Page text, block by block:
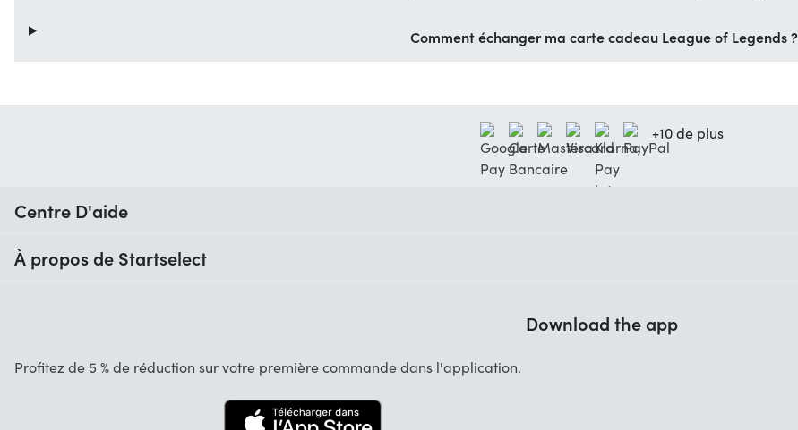
Comment échanger ma carte cadeau League of Legends ?
+10 de plus
Centre D'aide
À propos de Startselect
Startselect App
Download the app
Profitez de 5 % de réduction sur votre première commande dans l'application.